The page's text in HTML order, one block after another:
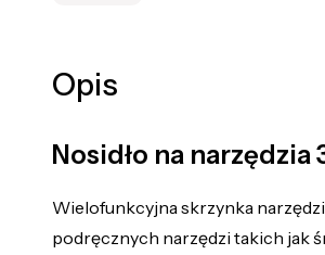
Opis
Nosidło na
Wielofunkcyjna skrzynka
podręcznych narzędzi takich jak